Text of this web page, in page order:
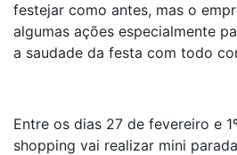
festejar como antes, mas o
algumas ações especialmente
a saudade da festa com todo
Entre os dias 27 de fevereiro e
shopping vai realizar mini